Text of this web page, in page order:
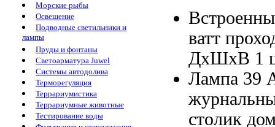
Морские рыбы
Освещение
Подводные светильники и
лампы
Пруды и фонтаны
Светоарматура Juwel
Системы автодолива
Терморегуляция
Террариумистика
Террариумные животные
Тестирование воды
ватт
ДхШхВ 1
Лампа 39
столик